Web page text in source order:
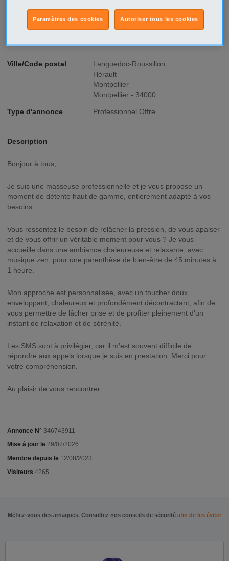
Ville/Code postal
Languedoc-Roussillon
Hérault
Montpellier
Montpellier - 34000
Type d'annonce Professionnel Offre
Description
Bonjour à tous,
Je suis une masseuse professionnelle et je vous propose un
moment de détente haut de gamme, entièrement adapté à vos
besoins.
Vous ressentez le besoin de relâcher la pression, de vous apaiser
et de vous offrir un véritable moment pour vous ? Je vous
accueille dans une ambiance chaleureuse et relaxante, avec
musique zen, pour une parenthèse de bien-être de 45 minutes à
1 heure.
Mon approche est personnalisée, avec un toucher doux,
enveloppant, chaleureux et profondément décontractant, afin de
vous permettre de lâcher prise et de profiter pleinement d’un
instant de relaxation et de sérénité.
Les SMS sont à privilégier, car il m’est souvent difficile de
répondre aux appels lorsque je suis en prestation. Merci pour
votre compréhension.
Au plaisir de vous rencontrer.
Annonce N° 346743911
Mise à jour le 29/07/2026
Membre depuis le 12/08/2023
Visiteurs 4265
Méfiez-vous des arnaques. Consultez nos conseils de sécurité afin de les éviter
Signaler cette annonce
Autoriser tous les cookies
Paramètres des cookies